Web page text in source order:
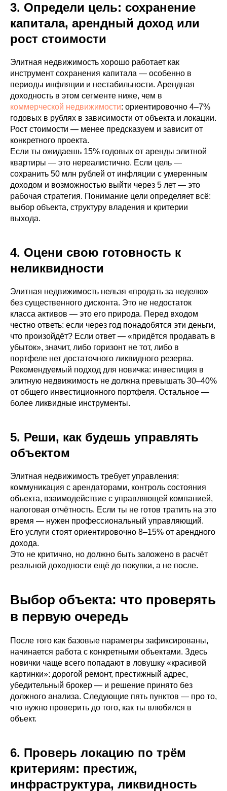
3. Определи цель: сохранение
капитала, арендный доход или
рост стоимости
Элитная недвижимость хорошо работает как
инструмент сохранения капитала — особенно в
периоды инфляции и нестабильности. Арендная
доходность в этом сегменте ниже, чем в
коммерческой недвижимости: ориентировочно 4–7%
годовых в рублях в зависимости от объекта и локации.
Рост стоимости — менее предсказуем и зависит от
конкретного проекта.
Если ты ожидаешь 15% годовых от аренды элитной
квартиры — это нереалистично. Если цель —
сохранить 50 млн рублей от инфляции с умеренным
доходом и возможностью выйти через 5 лет — это
рабочая стратегия. Понимание цели определяет всё:
выбор объекта, структуру владения и критерии
выхода.
4. Оцени свою готовность к
неликвидности
Элитная недвижимость нельзя «продать за неделю»
без существенного дисконта. Это не недостаток
класса активов — это его природа. Перед входом
честно ответь: если через год понадобятся эти деньги,
что произойдёт? Если ответ — «придётся продавать в
убыток», значит, либо горизонт не тот, либо в
портфеле нет достаточного ликвидного резерва.
Рекомендуемый подход для новичка: инвестиция в
элитную недвижимость не должна превышать 30–40%
от общего инвестиционного портфеля. Остальное —
более ликвидные инструменты.
5. Реши, как будешь управлять
объектом
Элитная недвижимость требует управления:
коммуникация с арендаторами, контроль состояния
объекта, взаимодействие с управляющей компанией,
налоговая отчётность. Если ты не готов тратить на это
время — нужен профессиональный управляющий.
Его услуги стоят ориентировочно 8–15% от арендного
дохода.
Это не критично, но должно быть заложено в расчёт
реальной доходности ещё до покупки, а не после.
Выбор объекта: что проверять
в первую очередь
После того как базовые параметры зафиксированы,
начинается работа с конкретными объектами. Здесь
новички чаще всего попадают в ловушку «красивой
картинки»: дорогой ремонт, престижный адрес,
убедительный брокер — и решение принято без
должного анализа. Следующие пять пунктов — про то,
что нужно проверить до того, как ты влюбился в
объект.
6. Проверь локацию по трём
критериям: престиж,
инфраструктура, ликвидность